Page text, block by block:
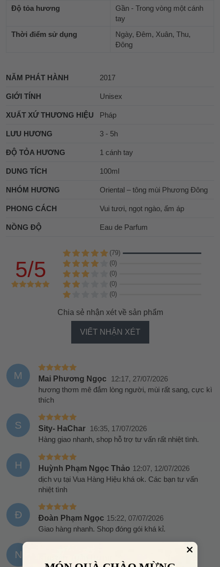
Độ tỏa hương
Gần - Trong vòng một cánh
tay
Thời điểm sử dụng
Ngày, Đêm, Xuân, Thu,
Đông
NĂM PHÁT HÀNH 2017
GIỚI TÍNH Unisex
XUẤT XỨ THƯƠNG HIỆU Pháp
LƯU HƯƠNG 3 - 5h
ĐỘ TỎA HƯƠNG 1 cánh tay
DUNG TÍCH 100ml
NHÓM HƯƠNG Oriental – tông mùi Phương Đông
PHONG CÁCH Vui tươi, ngọt ngào, ấm áp
NỒNG ĐỘ Eau de Parfum
5/5
(79)
(0)
(0)
(0)
(0)
Chia sẻ nhận xét về sản phẩm
VIẾT NHẬN XÉT
M Mai Phương Ngọc
12:17, 27/07/2026
hương thơm mê đắm lòng người, mùi rất sang, cực kì
thích
S Sity- HaChar 16:35, 17/07/2026
Hàng giao nhanh, shop hỗ trợ tư vấn rất nhiệt tình.
H Huỳnh Phạm Ngọc Thảo 12:07, 12/07/2026
dịch vụ tại Vua Hàng Hiệu khá ok. Các bạn tư vấn
nhiệt tình
Đ Đoàn Phạm Ngọc 15:22, 07/07/2026
Giao hàng nhanh. Shop đóng gói khá kỉ.
N